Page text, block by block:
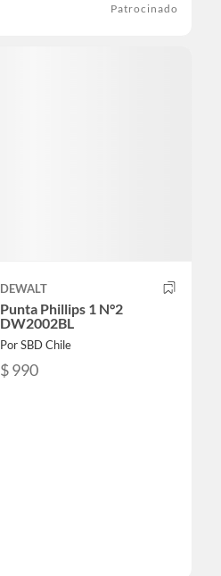
Patrocinado
DEWALT
Punta Phillips 1 N°2
DW2002BL
Por SBD Chile
$ 990